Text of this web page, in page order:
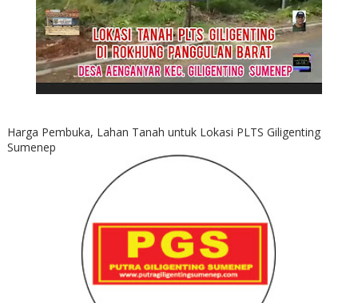
Harga Pembuka, Lahan Tanah untuk Lokasi PLTS Giligenting
Sumenep